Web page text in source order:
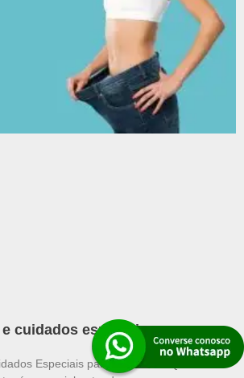
cuidados especiais para
Especiais para Diabéticos Quando se